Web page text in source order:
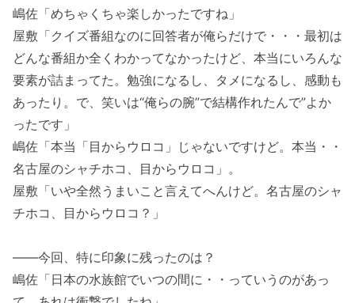
嶋佐「めちゃくちゃ楽しかったですね」
屋敷「クイズ番組なのに回答者が俺らだけで・・・最初は
どんな番組か全くわかってなかったけど、本当にいろんな
要素が詰まってた。勉強になるし、タメになるし、感動も
あったり。で、笑いは“俺らの腕”で結構作れたんで”よか
ったです」
嶋佐「本当「目からウロコ」じゃないですけど。本当・・
名古屋のシャチホコ、目からウロコ」。
屋敷「いや全然うまいこと言えてへんけど。名古屋のシャ
チホコ、目からウロコ？」
——今回、特に印象に残ったのは？
嶋佐「日本の水族館でいつの間に・・っていうのがあっ